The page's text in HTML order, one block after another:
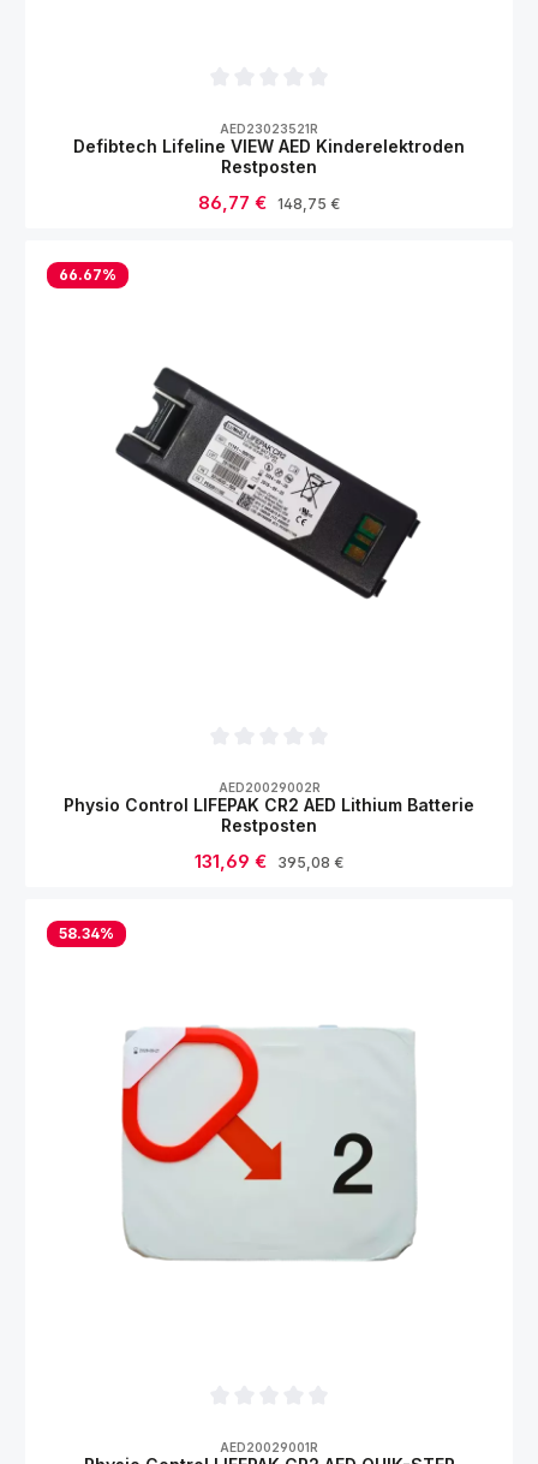
AED23023521R
Defibtech Lifeline VIEW AED Kinderelektroden
Restposten
Verkaufspreis:
86,77 € Regulärer Preis:
148,75 €
66.67%
AED20029002R
Physio Control LIFEPAK CR2 AED Lithium Batterie
Restposten
Verkaufspreis:
131,69 € Regulärer Preis:
395,08 €
58.34%
AED20029001R